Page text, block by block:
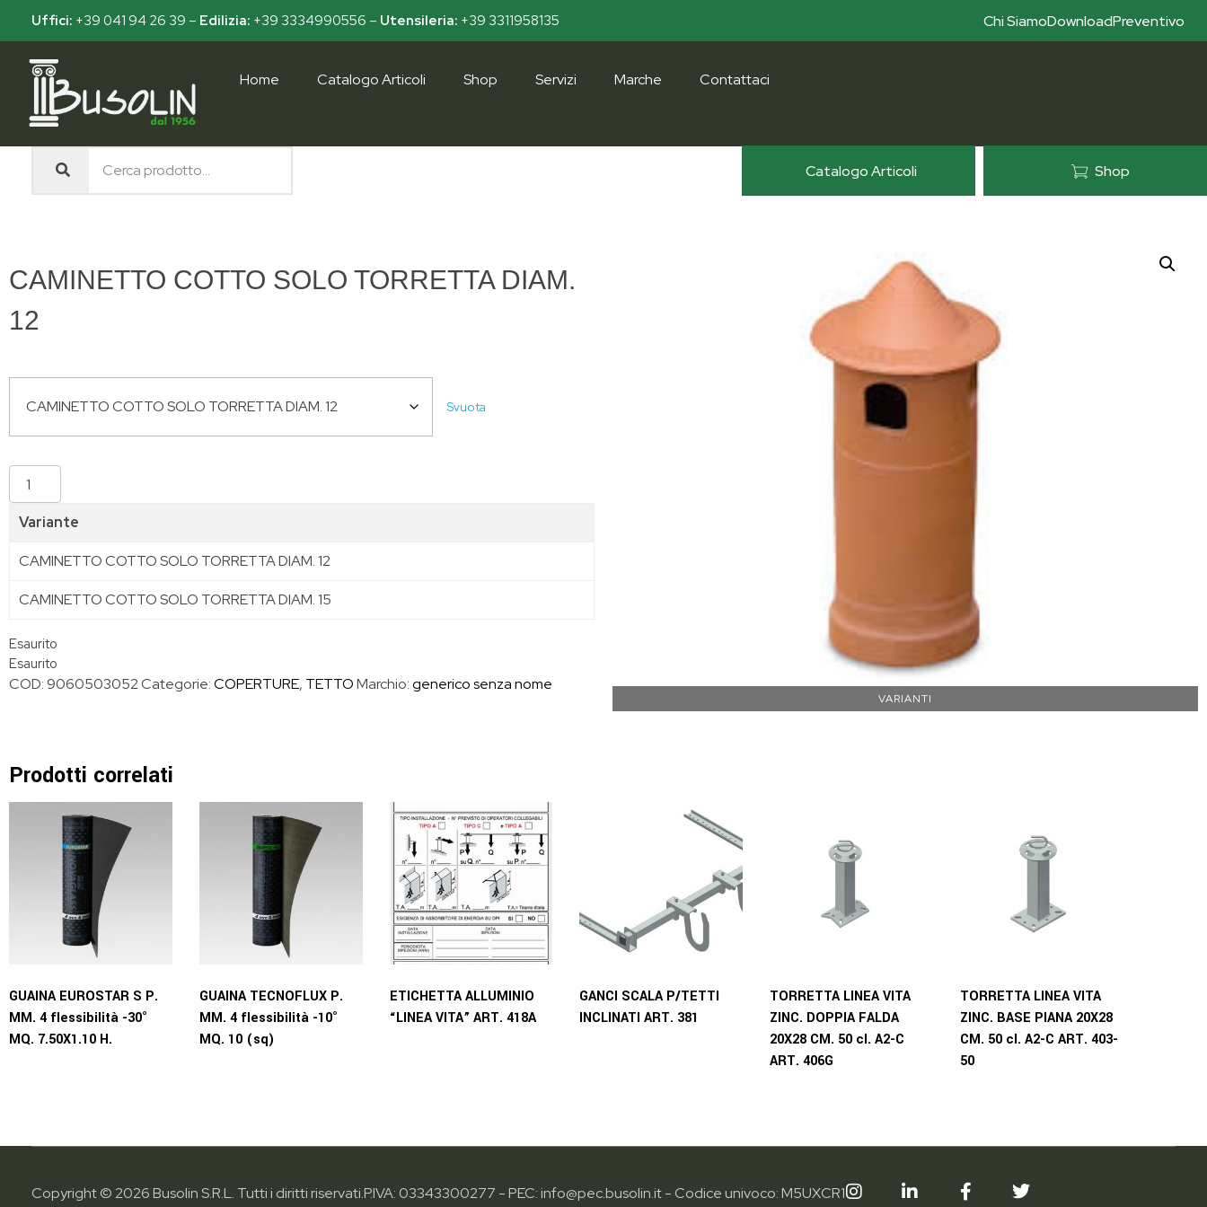
Uffici: +39 041 94 26 39 – Edilizia: +39 3334990556 – Utensileria: +39 3311958135 Preventivo
Download
Chi Siamo
Home Catalogo Articoli Shop Servizi Marche Contattaci
Catalogo Articoli Shop
CAMINETTO COTTO SOLO TORRETTA DIAM.
12
Svuota
Variante
CAMINETTO COTTO SOLO TORRETTA DIAM. 12
CAMINETTO COTTO SOLO TORRETTA DIAM. 15
Esaurito
Esaurito
COD:9060503052Categorie:COPERTURE, TETTOMarchio:generico senza nome
VARIANTI
Prodotti correlati
GUAINA EUROSTAR S P.
MM. 4 flessibilità -30°
MQ. 7.50X1.10 H.
GUAINA TECNOFLUX P.
MM. 4 flessibilità -10°
MQ. 10 (sq)
ETICHETTA ALLUMINIO
“LINEA VITA” ART. 418A
GANCI SCALA P/TETTI
INCLINATI ART. 381
TORRETTA LINEA VITA
ZINC. DOPPIA FALDA
20X28 CM. 50 cl. A2-C
ART. 406G
TORRETTA LINEA VITA
ZINC. BASE PIANA 20X28
CM. 50 cl. A2-C ART. 403-
50
Copyright © 2026 Busolin S.R.L. Tutti i diritti riservati.P.IVA: 03343300277 - PEC: info@pec.busolin.it - Codice univoco: M5UXCR1